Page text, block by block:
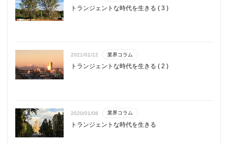
トランジェントな時代を生きる ( 3 )
2021/01/12 業界コラム
トランジェントな時代を生きる ( 2 )
2020/01/08 業界コラム
トランジェントな時代を生きる